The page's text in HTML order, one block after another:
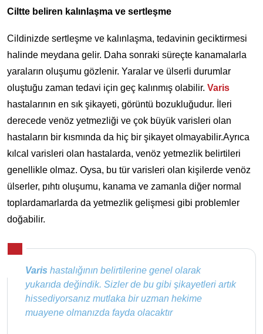
Ciltte beliren kalınlaşma ve sertleşme
Cildinizde sertleşme ve kalınlaşma, tedavinin geciktirmesi
halinde meydana gelir. Daha sonraki süreçte kanamalarla
yaraların oluşumu gözlenir. Yaralar ve ülserli durumlar
oluştuğu zaman tedavi için geç kalınmış olabilir. Varis
hastalarının en sık şikayeti, görüntü bozukluğudur. İleri
derecede venöz yetmezliği ve çok büyük varisleri olan
hastaların bir kısmında da hiç bir şikayet olmayabilir.Ayrıca
kılcal varisleri olan hastalarda, venöz yetmezlik belirtileri
genellikle olmaz. Oysa, bu tür varisleri olan kişilerde venöz
ülserler, pıhtı oluşumu, kanama ve zamanla diğer normal
toplardamarlarda da yetmezlik gelişmesi gibi problemler
doğabilir.
Varis hastalığının belirtilerine genel olarak
yukarıda değindik. Sizler de bu gibi şikayetleri artık
hissediyorsanız mutlaka bir uzman hekime
muayene olmanızda fayda olacaktır